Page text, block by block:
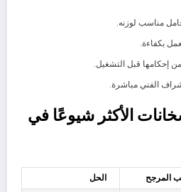
مناسب لوزنه.
بكفاءة.
إحكامها قبل التشغيل.
الفني مباشرة.
الأكثر شيوعًا في
المرجح
الحل